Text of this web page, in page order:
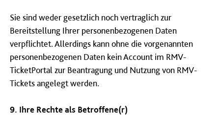
Sie sind weder gesetzlich noch vertraglich zur
Bereitstellung Ihrer personenbezogenen Daten
verpflichtet. Allerdings kann ohne die vorgenannten
personenbezogenen Daten kein Account im RMV-
TicketPortal zur Beantragung und Nutzung von RMV-
Tickets angelegt werden.
9. Ihre Rechte als Betroffene(r)